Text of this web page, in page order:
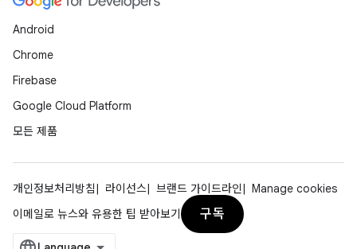
Android
Chrome
Firebase
Google Cloud Platform
모든 제품
개인정보처리방침 라이선스 브랜드 가이드라인
Manage cookies
이메일로 뉴스와 유용한 팁 받아보기
구독